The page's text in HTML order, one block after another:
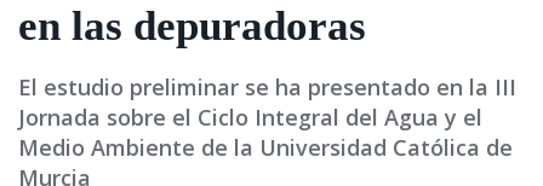
en las depuradoras
El estudio preliminar se ha presentado en la III
Jornada sobre el Ciclo Integral del Agua y el
Medio Ambiente de la Universidad Católica de
Murcia